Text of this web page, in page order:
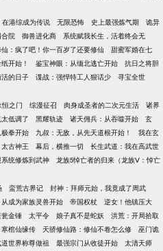
在港综成为传说 无限恐怖 史上最强炼气期
诡异
院 御兽进化商
系统赋我长生，活着终会无
仙：疯了吧！你一百岁了还要修仙
甜蜜军婚在七
开始！ 鉴宝神眼：从缅北逃亡开始
抗日之将胆
的日子 谍战：强悍特工人狠话少
寻宝全世
恒之门 综漫征召 肉身成圣者的二次元生活
诸界
低调了 黑耀轨迹 诸天佣兵：从吞噬开始
玄
拳开始 九叔：无敌，从先天道根开始！
我在玄
太古神王 幕后，横推一切
长生武道：我在高武世
统修炼到武神
龙族5悼亡者的归来（龙族Ⅴ：悼亡
蛮荒古界记
封神：拜师元始，我竟成了周武
成为家族灵兽开始 帝国权杖
逆女！他镇压大
金锤 太平令 娘子真不是蛇妖
洪荒：开局拾取
寒棺仙缘传 天骄修仙路：修仙不卷怎么修
巫门诡
世界称尊做祖 最强宗门从收徒开始
太清天师